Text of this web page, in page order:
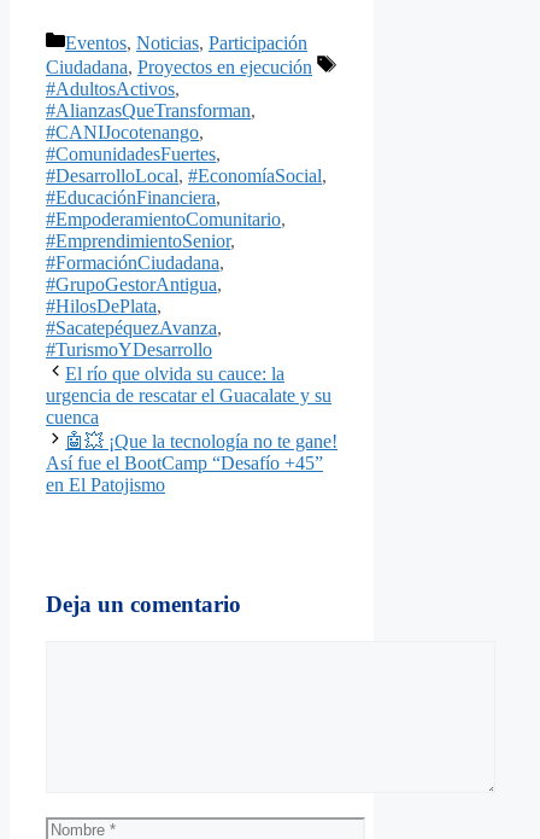
Categorías
Eventos, Noticias, Participación
Ciudadana, Proyectos en ejecución
Etiquetas
#AdultosActivos,
#AlianzasQueTransforman,
#CANIJocotenango,
#ComunidadesFuertes,
#DesarrolloLocal, #EconomíaSocial,
#EducaciónFinanciera,
#EmpoderamientoComunitario,
#EmprendimientoSenior,
#FormaciónCiudadana,
#GrupoGestorAntigua,
#HilosDePlata,
#SacatepéquezAvanza,
#TurismoYDesarrollo
El río que olvida su cauce: la
urgencia de rescatar el Guacalate y su
cuenca
🤖💥 ¡Que la tecnología no te gane!
Así fue el BootCamp “Desafío +45”
en El Patojismo
Deja un comentario
Nombre